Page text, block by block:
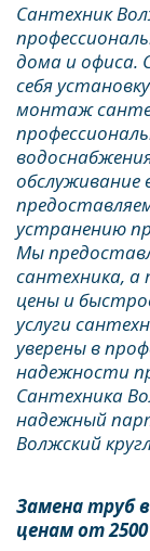
Сантехник
дома и офиса.
себя
монтаж
устранению
Мы
сантехника,
цены и
услуги
уверены в
надежности
Сантехника
надежный
Волжский
Замена труб
ценам от